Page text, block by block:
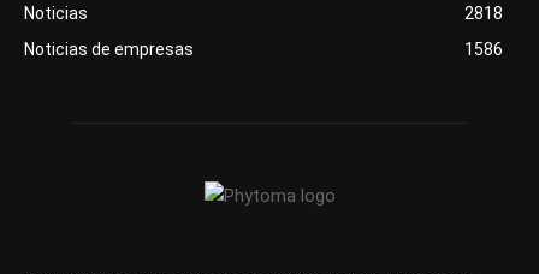
Noticias
2818
Noticias de empresas
1586